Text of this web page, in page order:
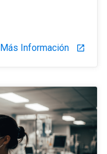
Más Información launch